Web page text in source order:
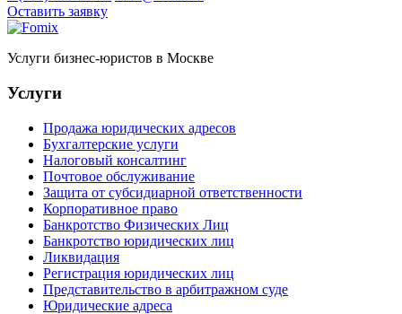
Оставить заявку
Услуги бизнес-юристов в Москве
Услуги
Продажа юридических адресов
Бухгалтерские услуги
Налоговый консалтинг
Почтовое обслуживание
Защита от субсидиарной ответственности
Корпоративное право
Банкротство Физических Лиц
Банкротство юридических лиц
Ликвидация
Регистрация юридических лиц
Представительство в арбитражном суде
Юридические адреса